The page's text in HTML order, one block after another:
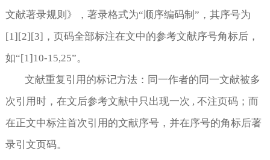
文献著录规则》，著录格式为“顺序编码制”，其序号为
[1][2][3] ，页码全部标注在文中的参考文献序号角标后，
如“[1]10-15,25”。
文献重复引用的标记方法：同一作者的同一文献被多
次引用时，在文后参考文献中只出现一次 , 不注页码；而
在正文中标注首次引用的文献序号，并在序号的角标后著
录引文页码。